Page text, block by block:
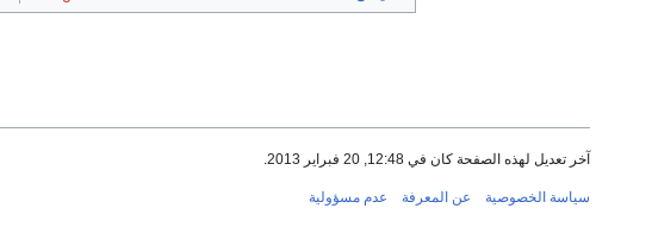
آخر تعديل لهذه الصفحة كان في 12:48, 20 فبراير 2013.
سياسة الخصوصية عن المعرفة عدم مسؤولية